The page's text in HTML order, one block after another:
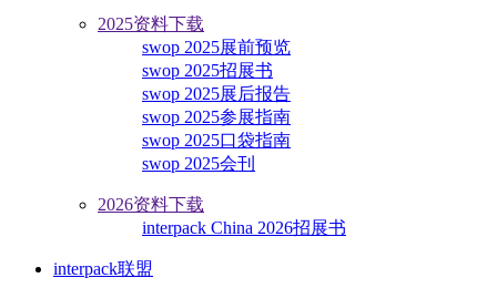
2025资料下载
swop 2025展前预览
swop 2025招展书
swop 2025展后报告
swop 2025参展指南
swop 2025口袋指南
swop 2025会刊
2026资料下载
interpack China 2026招展书
interpack联盟